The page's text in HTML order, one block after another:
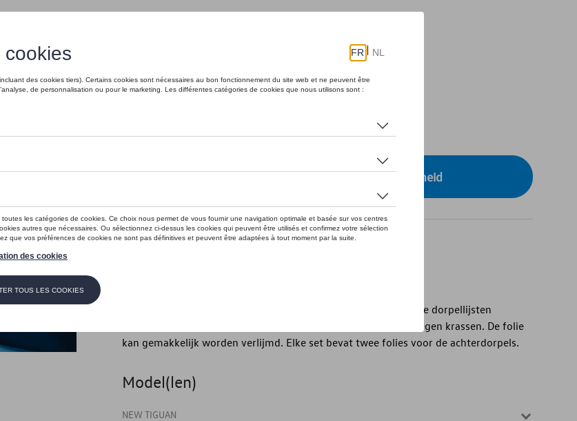
toegang aan achterzijde
Dit product is momenteel niet op stock
Contacteer uw dealer voor beschikbaarheid
Introductie
De perfect passende en transparante beschermingsfolie voor de dorpellijsten
beschermt de achterdrempels van het voertuig betrouwbaar tegen krassen. De folie
kan gemakkelijk worden verlijmd. Elke set bevat twee folies voor de achterdorpels.
Model(len)
NEW TIGUAN